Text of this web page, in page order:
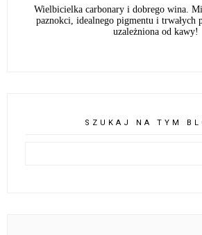
Wielbicielka carbonary i dobrego wina.
paznokci, idealnego pigmentu i trwałych
uzależniona od kawy!
SZUKAJ NA TYM